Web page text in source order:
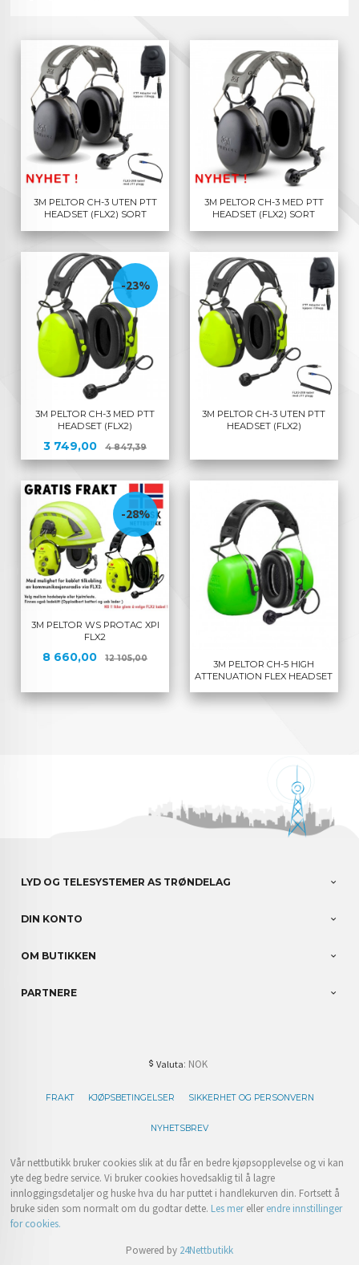
3M PELTOR CH-3 UTEN PTT
HEADSET (FLX2) SORT
3M PELTOR CH-3 MED PTT
HEADSET (FLX2) SORT
3M PELTOR CH-3 MED PTT
HEADSET (FLX2)
Tilbud
3 749,00 4 847,39Rabatt
-23%
3M PELTOR CH-3 UTEN PTT
HEADSET (FLX2)
3M PELTOR WS PROTAC XPI
FLX2
Tilbud
8 660,00 12 105,00Rabatt
-28%
3M PELTOR CH-5 HIGH
ATTENUATION FLEX HEADSET
LYD OG TELESYSTEMER AS TRØNDELAG
DIN KONTO
OM BUTIKKEN
PARTNERE
Valuta: NOK
FRAKT KJØPSBETINGELSER SIKKERHET OG PERSONVERN
NYHETSBREV
Vår nettbutikk bruker cookies slik at du får en bedre kjøpsopplevelse og vi kan
yte deg bedre service. Vi bruker cookies hovedsaklig til å lagre
innloggingsdetaljer og huske hva du har puttet i handlekurven din. Fortsett å
bruke siden som normalt om du godtar dette. Les merellerendre innstillinger
for cookies.
Powered by 24Nettbutikk